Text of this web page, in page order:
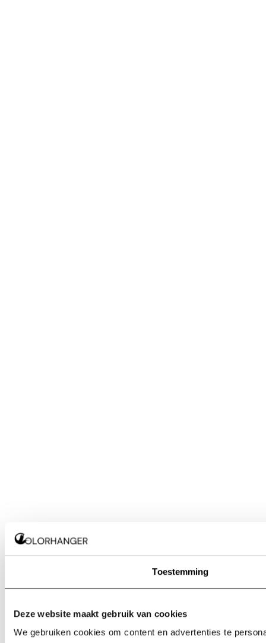
Toestemming
Deze website maakt gebruik van cookies
We gebruiken cookies om content en advertenties te